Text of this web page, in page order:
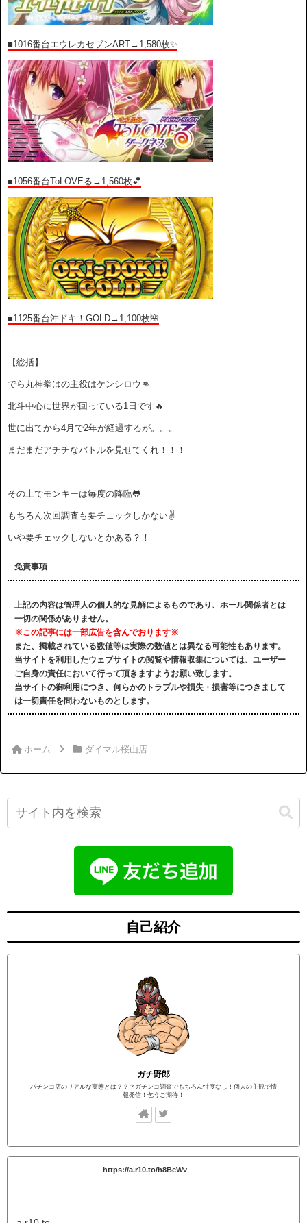
■1016番台エウレカセブンART→1,580枚✨
■1056番台ToLOVEる→1,560枚💕
■1125番台沖ドキ！GOLD→1,100枚🌺
【総括】
でら丸神拳はの主役はケンシロウ👊
北斗中心に世界が回っている1日です🔥
世に出てから4月で2年が経過するが。。。
まだまだアチチなバトルを見せてくれ！！！
その上でモンキーは毎度の降臨🐸
もちろん次回調査も要チェックしかない✌️
いや要チェックしないとかある？！
免責事項
上記の内容は管理人の個人的な見解によるものであり、ホール関係者とは
一切の関係がありません。
※この記事には一部広告を含んでおります※
また、掲載されている数値等は実際の数値とは異なる可能性もあります。
当サイトを利用したウェブサイトの閲覧や情報収集については、ユーザー
ご自身の責任において行って頂きますようお願い致します。
当サイトの御利用につき、何らかのトラブルや損失・損害等につきまして
は一切責任を問わないものとします。
ホーム ダイマル桜山店
自己紹介
ガチ野郎
パチンコ店のリアルな実態とは？？？ガチンコ調査でもちろん忖度なし！個人の主観で情
報発信！乞うご期待！
https://a.r10.to/h8BeWv